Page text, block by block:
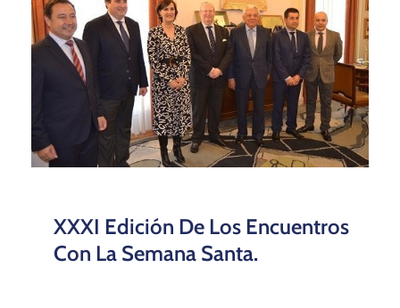
XXXI Edición De Los Encuentros
Con La Semana Santa.